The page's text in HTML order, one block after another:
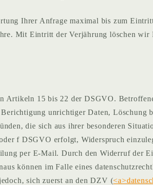
Ihrer Anfrage maximal bis zum
Mit Eintritt der Verjährung löschen wir
Artikeln 15 bis 22 der DSGVO.
unrichtiger Daten, Löschung
die sich aus ihrer besonderen
f DSGVO erfolgt, Widerspruch
per E-Mail. Durch den Widerruf der
können im Falle eines
sich zuerst an den DZV (